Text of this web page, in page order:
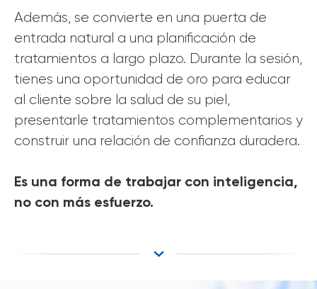
Además, se convierte en una puerta de
entrada natural a una planificación de
tratamientos a largo plazo. Durante la sesión,
tienes una oportunidad de oro para educar
al cliente sobre la salud de su piel,
presentarle tratamientos complementarios y
construir una relación de confianza duradera.
Es una forma de trabajar con inteligencia,
no con más esfuerzo.